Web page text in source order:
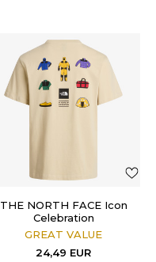
THE NORTH FACE Icon
Celebration
GREAT VALUE
24,49 EUR